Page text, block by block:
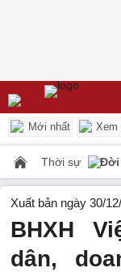
Mới nhất Xem
Thời sự Đời
Xuất bản ngày 30/
BHXH
dân,